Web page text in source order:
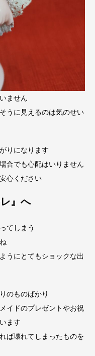
ません
うに見えるのは気のせい
りになります
合でも心配はいりません
心ください
』へ
てしまう
うにとてもショックな出
のものばかり
イドのプレゼントやお祝
ます
ば壊れてしまったものを